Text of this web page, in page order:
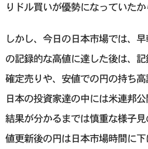
りドル買いが優勢になっていたか
しかし、今日の日本市場では、
の記録的な高値に達した後は、
確定売りや、安値での円の持ち高
日本の投資家達の中には米連邦
結果が分かるまでは慎重な様子
値更新後の円は日本市場時間に下